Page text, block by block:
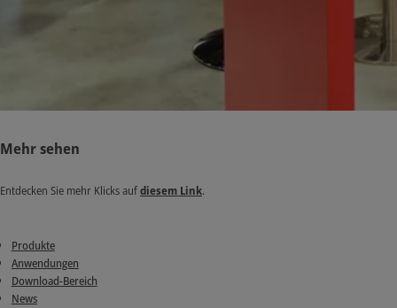
Mehr sehen
Entdecken Sie mehr Klicks aufdiesem Link.
Produkte
Anwendungen
Download-Bereich
News